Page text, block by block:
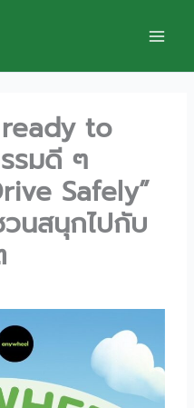
to
รมดี ๆ
Safely”
นสนุกไปกับ